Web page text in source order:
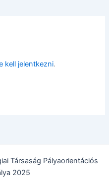
kell jelentkezni.
Társaság Pályaorientációs
2025